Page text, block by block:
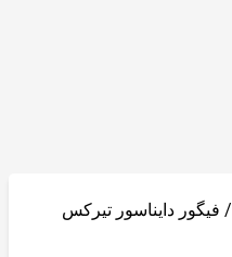
/ فیگور دایناسور تیرکس